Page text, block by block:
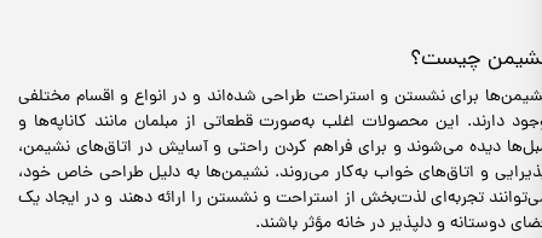
چیست؟
برای نشستن و استراحت طراحی شده‌اند و در انواع و اقسام مختلفی
دارند. این محصولات اغلب به‌صورت قطعاتی از مبلمان مانند کاناپه‌ها و
دیده می‌شوند و برای فراهم کردن راحتی و آسایش در اتاق‌های نشیمن،
و اتاق‌های خواب به‌کار می‌روند. نشیمن‌ها به دلیل طراحی خاص خود،
تجربه‌ای لذت‌بخش از استراحت و نشستن را ارائه دهند و در ایجاد یک
دوستانه و دلپذیر در خانه مؤثر باشند.